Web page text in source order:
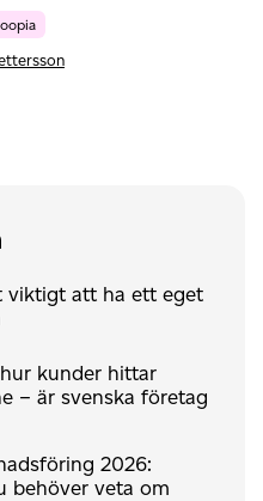
viktigt att ha ett eget
kunder hittar
– är svenska företag
2026:
behöver veta om